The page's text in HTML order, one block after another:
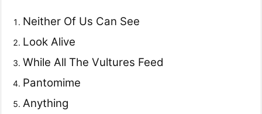
Neither Of Us Can See
Look Alive
While All The Vultures Feed
Pantomime
Anything